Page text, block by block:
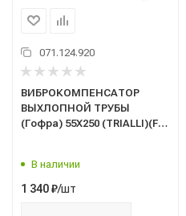
071.124.920
ВИБРОКОМПЕНСАТОР
ВЫХЛОПНОЙ ТРУБЫ
(Гофра) 55Х250 (TRIALLI)(FTi
В наличии
1 340₽/шт